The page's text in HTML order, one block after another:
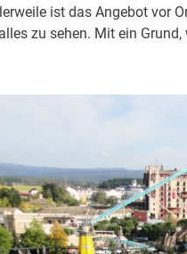
ist das Angebot vor
zu sehen. Mit ein